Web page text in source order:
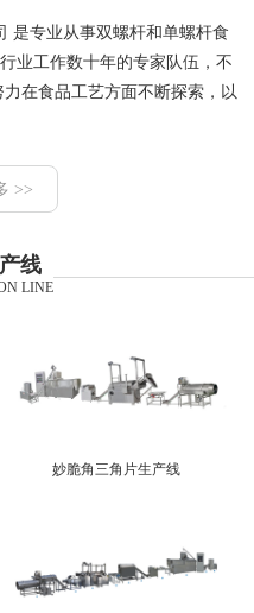
是专业从事双螺杆和单螺杆食
业工作数十年的专家队伍，不
在食品工艺方面不断探索，以
>>
线
LINE
妙脆角三角片生产线